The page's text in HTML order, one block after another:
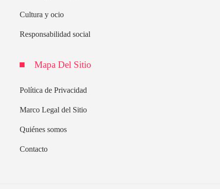
Cultura y ocio
Responsabilidad social
Mapa Del Sitio
Política de Privacidad
Marco Legal del Sitio
Quiénes somos
Contacto